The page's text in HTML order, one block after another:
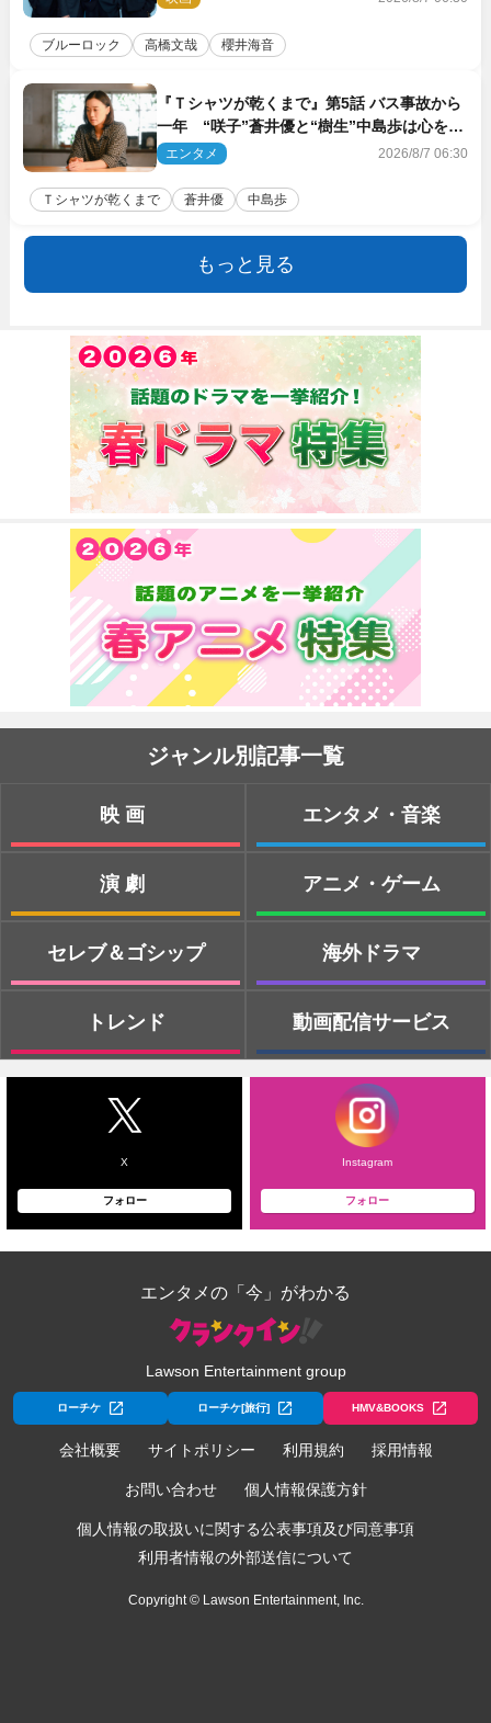
ブルーロック 高橋文哉 櫻井海音
『Ｔシャツが乾くまで』第5話 バス事故から
一年 “咲子”蒼井優と“樹生”中島歩は心を許
しあえる関係に
エンタメ 2026/8/7 06:30
Ｔシャツが乾くまで 蒼井優 中島歩
もっと見る
ジャンル別記事一覧
映画
演劇
セレブ＆ゴシップ
トレンド
エンタメ・音楽
アニメ・ゲーム
海外ドラマ
動画配信サービス
X
フォロー
Instagram
フォロー
エンタメの「今」がわかる
Lawson Entertainment group
ローチケ ローチケ[旅行] HMV&BOOKS
会社概要 サイトポリシー 利用規約 採用情報
お問い合わせ 個人情報保護方針
個人情報の取扱いに関する公表事項及び同意事項
利用者情報の外部送信について
Copyright © Lawson Entertainment, Inc.